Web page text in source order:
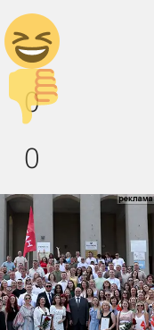
Дикий
смех!
0
Палец
вниз!
0